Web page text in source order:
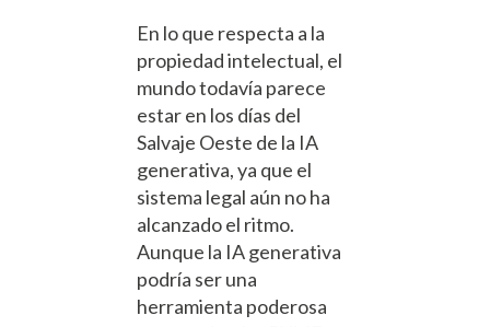
En lo que respecta a la
propiedad intelectual, el
mundo todavía parece
estar en los días del
Salvaje Oeste de la IA
generativa, ya que el
sistema legal aún no ha
alcanzado el ritmo.
Aunque la IA generativa
podría ser una
herramienta poderosa